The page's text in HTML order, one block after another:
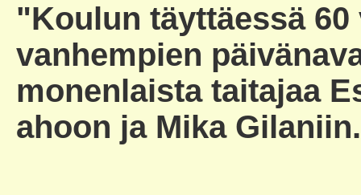
"Koulun täyttäessä
vanhempien
monenlaista taitajaa
ahoon ja Mika